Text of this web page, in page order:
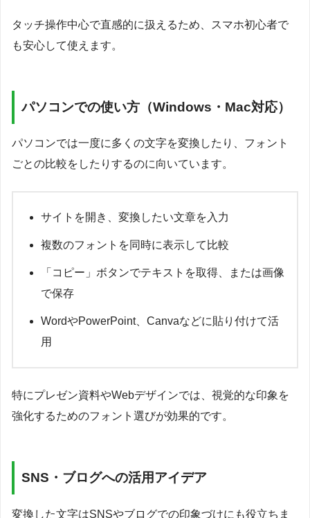
タッチ操作中心で直感的に扱えるため、スマホ初心者で
も安心して使えます。
パソコンでの使い方（Windows・Mac対応）
パソコンでは一度に多くの文字を変換したり、フォント
ごとの比較をしたりするのに向いています。
サイトを開き、変換したい文章を入力
複数のフォントを同時に表示して比較
「コピー」ボタンでテキストを取得、または画像
で保存
WordやPowerPoint、Canvaなどに貼り付けて活
用
特にプレゼン資料やWebデザインでは、視覚的な印象を
強化するためのフォント選びが効果的です。
SNS・ブログへの活用アイデア
変換した文字はSNSやブログでの印象づけにも役立ちま